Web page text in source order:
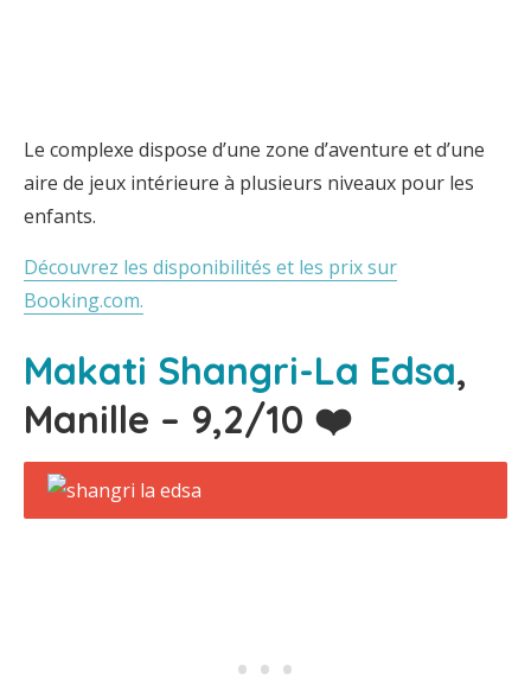
Le complexe dispose d’une zone d’aventure et d’une
aire de jeux intérieure à plusieurs niveaux pour les
enfants.
Découvrez les disponibilités et les prix sur
Booking.com.
Makati Shangri-La Edsa,
Manille – 9,2/10 ❤️